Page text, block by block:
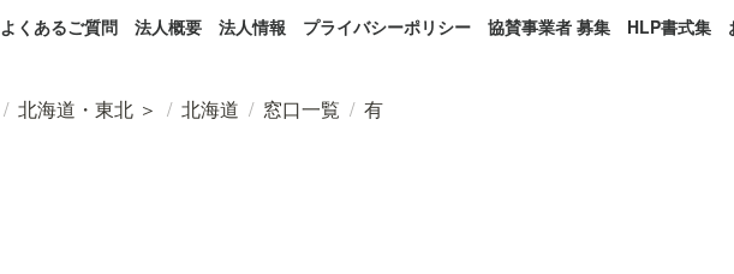
よくあるご質問 法人概要 法人情報 プライバシーポリシー 協賛事業者 募集 HLP書式集
/ 北海道・東北 ＞ / 北海道 / 窓口一覧 / 有